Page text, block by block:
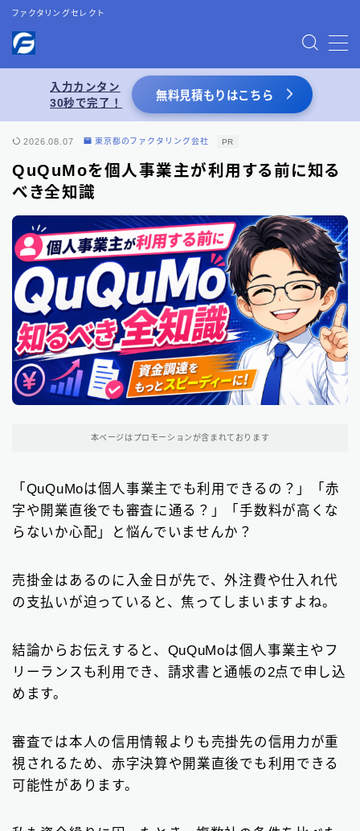
ファクタリングセレクト
MENU
お問い合わせ
特定商取引法表記
運営者情報
あわせて読みたい
【2026年8月最新】ファクタリング業者一覧
（66選）
関東地方のファクタリング会社 200
東京都のファクタリング会社 194
近畿地方のファクタリング会社 13
福岡県のファクタリング会社 9
中部地方・東海地方のファクタリング会社
四国地方のファクタリング会社
ファクタリング基礎知識 66
入力カンタン
30秒で完了！
無料見積もりはこちら
2026.08.07 東京都のファクタリング会社 PR
QuQuMoを個人事業主が利用する前に知る
べき全知識
本ページはプロモーションが含まれております
「QuQuMoは個人事業主でも利用できるの？」「赤
字や開業直後でも審査に通る？」「手数料が高くな
らないか心配」と悩んでいませんか？
売掛金はあるのに入金日が先で、外注費や仕入れ代
の支払いが迫っていると、焦ってしまいますよね。
結論からお伝えすると、QuQuMoは個人事業主やフ
リーランスも利用でき、請求書と通帳の2点で申し込
めます。
審査では本人の信用情報よりも売掛先の信用力が重
視されるため、赤字決算や開業直後でも利用できる
可能性があります。